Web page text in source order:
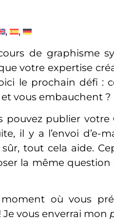
de graphisme
votre expertise
le prochain défi :
vous embauchent ?
pouvez publier votre
il y a l’envoi
sûr, tout cela aide.
la même question
où vous
vous enverrai mon